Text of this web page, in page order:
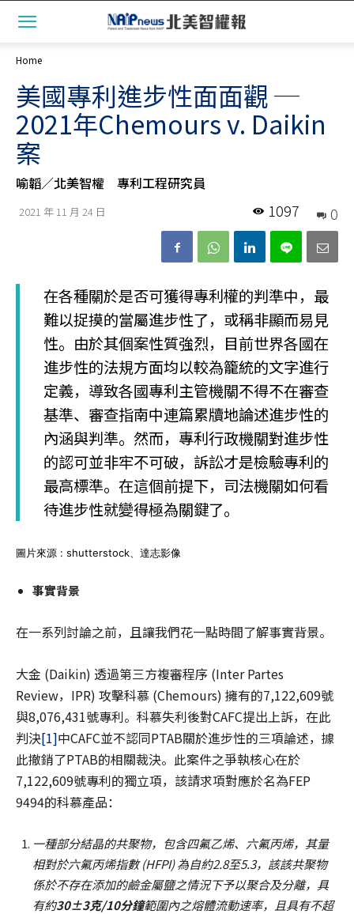
Home
美國專利進步性面面觀 ─
2021年Chemours v. Daikin
案
喻韜／北美智權 專利工程研究員
2021 年 11 月 24 日 0
1097
在各種關於是否可獲得專利權的判準中，最
難以捉摸的當屬進步性了，或稱非顯而易見
性。由於其個案性質強烈，目前世界各國在
進步性的法規方面均以較為籠統的文字進行
定義，導致各國專利主管機關不得不在審查
基準、審查指南中連篇累牘地論述進步性的
內涵與判準。然而，專利行政機關對進步性
的認可並非牢不可破，訴訟才是檢驗專利的
最高標準。在這個前提下，司法機關如何看
待進步性就變得極為關鍵了。
圖片來源 : shutterstock、達志影像
事實背景
在一系列討論之前，且讓我們花一點時間了解事實背景。
大金 (Daikin) 透過第三方複審程序 (Inter Partes
Review，IPR) 攻擊科慕 (Chemours) 擁有的7,122,609號
與8,076,431號專利。科慕失利後對CAFC提出上訴，在此
判決[1]中CAFC並不認同PTAB關於進步性的三項論述，據
此撤銷了PTAB的相關裁決。此案件之爭執核心在於
7,122,609號專利的獨立項，該請求項對應於名為FEP
9494的科慕產品：
一種部分結晶的共聚物，包含四氟乙烯、六氟丙烯，其量
相對於六氟丙烯指數 (HFPI) 為自約2.8至5.3，該該共聚物
係於不存在添加的鹼金屬鹽之情況下予以聚合及分離，具
有約30±3克/10分鐘範圍內之熔體流動速率，且具有不超